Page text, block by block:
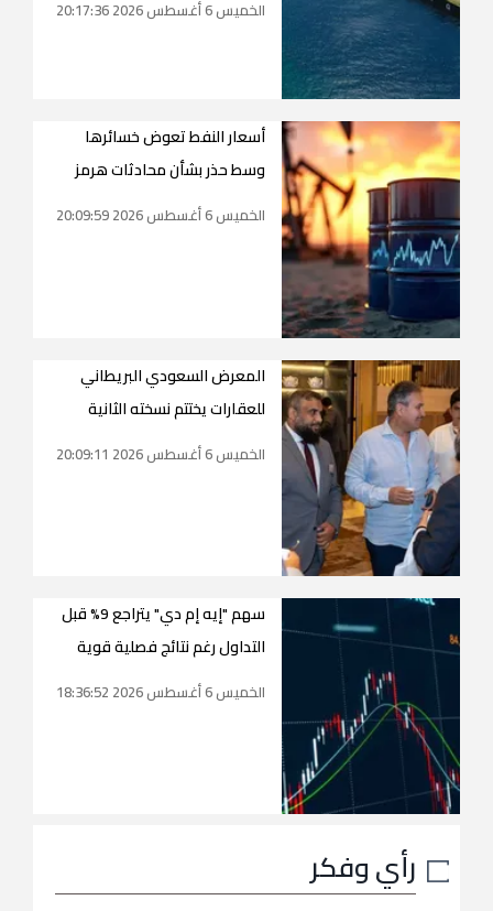
الخميس 6 أغسطس 2026 20:17:36
أسعار النفط تعوض خسائرها
وسط حذر بشأن محادثات هرمز
الخميس 6 أغسطس 2026 20:09:59
المعرض السعودي البريطاني
للعقارات يختتم نسخته الثانية
الخميس 6 أغسطس 2026 20:09:11
سهم "إيه إم دي" يتراجع 9% قبل
التداول رغم نتائج فصلية قوية
الخميس 6 أغسطس 2026 18:36:52
رأي وفكر